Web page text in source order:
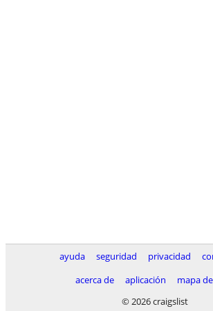
ayuda seguridad privacidad
acerca de
aplicación
mapa
© 2026 craigslist